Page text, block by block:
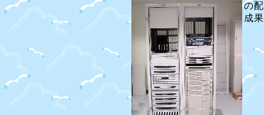
の
成